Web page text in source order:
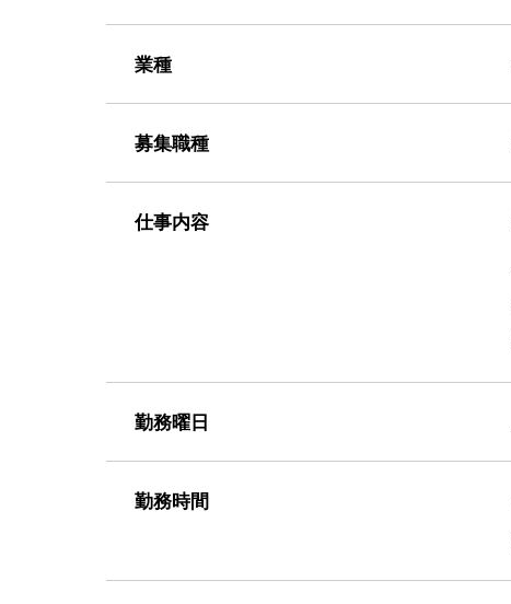
業種
募集職種
仕事内容
勤務曜日
勤務時間